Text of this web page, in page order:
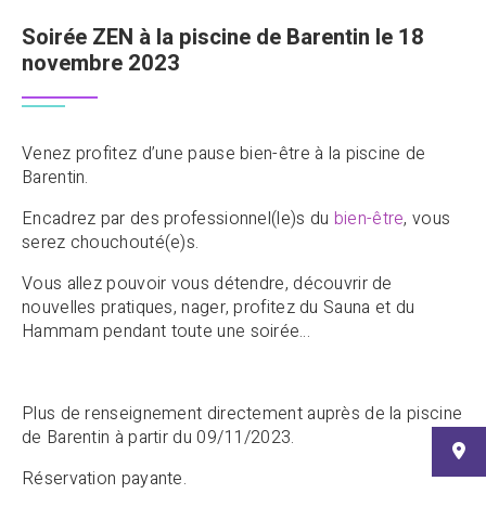
Soirée ZEN à la piscine de Barentin le 18
novembre 2023
Venez profitez d’une pause bien-être à la piscine de
Barentin.
Encadrez par des professionnel(le)s du bien-être, vous
serez chouchouté(e)s.
Vous allez pouvoir vous détendre, découvrir de
nouvelles pratiques, nager, profitez du Sauna et du
Hammam pendant toute une soirée…
Plus de renseignement directement auprès de la piscine
de Barentin à partir du 09/11/2023.
Réservation payante.